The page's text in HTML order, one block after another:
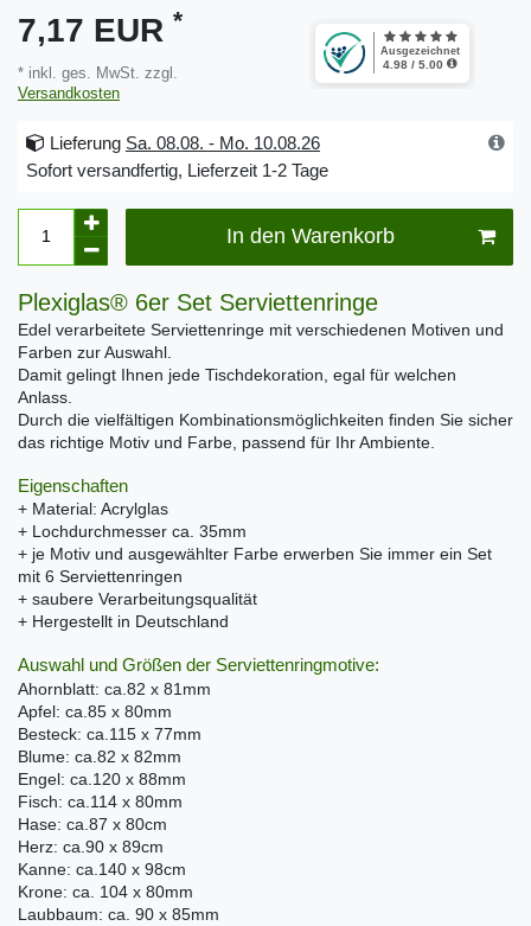
7,17 EUR *
* inkl. ges. MwSt. zzgl.
Versandkosten
Lieferung Sa. 08.08. - Mo. 10.08.26
Sofort versandfertig, Lieferzeit 1-2 Tage
In den Warenkorb
Plexiglas® 6er Set Serviettenringe
Edel verarbeitete Serviettenringe mit verschiedenen Motiven und
Farben zur Auswahl.
Damit gelingt Ihnen jede Tischdekoration, egal für welchen
Anlass.
Durch die vielfältigen Kombinationsmöglichkeiten finden Sie sicher
das richtige Motiv und Farbe, passend für Ihr Ambiente.
Eigenschaften
+ Material: Acrylglas
+ Lochdurchmesser ca. 35mm
+ je Motiv und ausgewählter Farbe erwerben Sie immer ein Set
mit 6 Serviettenringen
+ saubere Verarbeitungsqualität
+ Hergestellt in Deutschland
Auswahl und Größen der Serviettenringmotive:
Ahornblatt: ca.82 x 81mm
Apfel: ca.85 x 80mm
Besteck: ca.115 x 77mm
Blume: ca.82 x 82mm
Engel: ca.120 x 88mm
Fisch: ca.114 x 80mm
Hase: ca.87 x 80cm
Herz: ca.90 x 89cm
Kanne: ca.140 x 98cm
Krone: ca. 104 x 80mm
Laubbaum: ca. 90 x 85mm